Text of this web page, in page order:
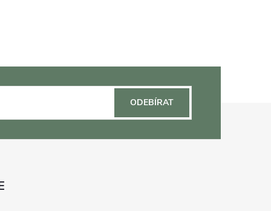
ODEBÍRAT